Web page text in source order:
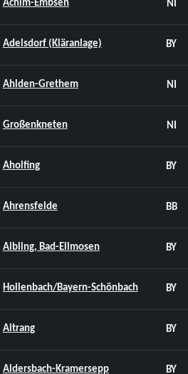
Achim-Embsen NI
Adelsdorf (Kläranlage) BY
Ahlden-Grethem NI
Großenkneten NI
Aholfing BY
Ahrensfelde BB
Aibling, Bad-Ellmosen BY
Hollenbach/Bayern-Schönbach BY
Aitrang BY
Aldersbach-Kramersepp BY